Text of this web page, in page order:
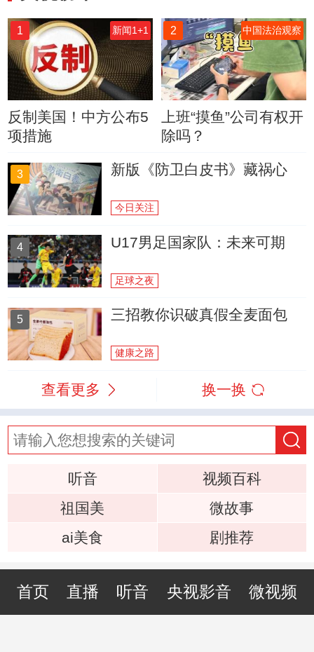
1 新闻1+1
反制美国！中方公布5
项措施
2 中国法治观察
上班“摸鱼”公司有权开
除吗？
3 新版《防卫白皮书》藏祸心
今日关注
4 U17男足国家队：未来可期
足球之夜
5 三招教你识破真假全麦面包
健康之路
查看更多 换一换
听音
视频百科
祖国美
微故事
ai美食
剧推荐
首页 直播 听音 央视影音 微视频